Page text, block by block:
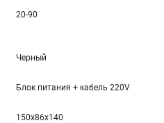
20-90
Черный
Блок питания + кабель 220V
150x86x140